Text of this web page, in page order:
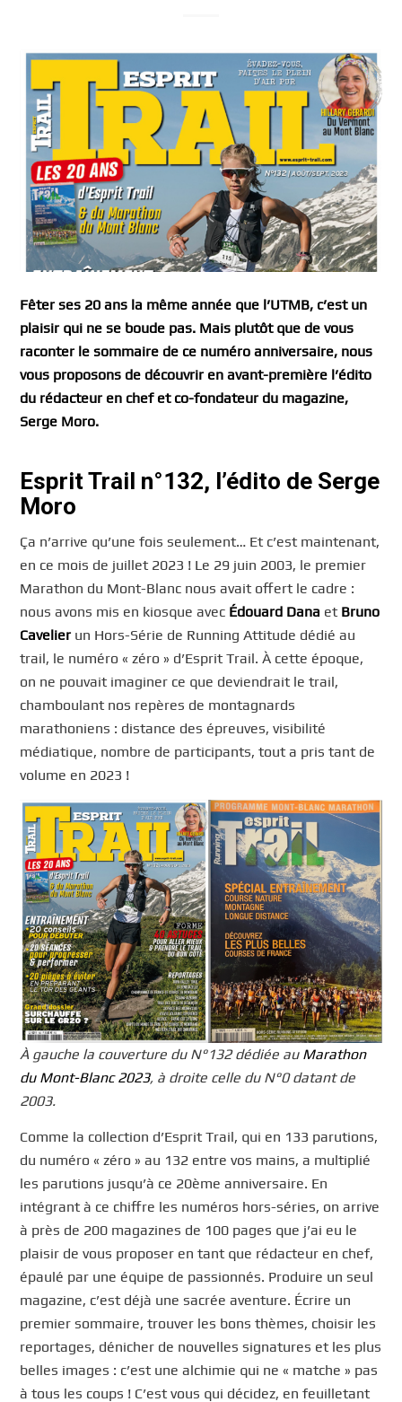
Fêter ses 20 ans la même année que l’UTMB, c’est un
plaisir qui ne se boude pas. Mais plutôt que de vous
raconter le sommaire de ce numéro anniversaire, nous
vous proposons de découvrir en avant-première l’édito
du rédacteur en chef et co-fondateur du magazine,
Serge Moro.
Esprit Trail n°132, l’édito de Serge
Moro
Ça n’arrive qu’une fois seulement… Et c’est maintenant,
en ce mois de juillet 2023 ! Le 29 juin 2003, le premier
Marathon du Mont-Blanc nous avait offert le cadre :
nous avons mis en kiosque avec Édouard Dana et Bruno
Cavelier un Hors-Série de Running Attitude dédié au
trail, le numéro « zéro » d’Esprit Trail. À cette époque,
on ne pouvait imaginer ce que deviendrait le trail,
chamboulant nos repères de montagnards
marathoniens : distance des épreuves, visibilité
médiatique, nombre de participants, tout a pris tant de
volume en 2023 !
À gauche la couverture du N°132 dédiée au Marathon
du Mont-Blanc 2023, à droite celle du N°0 datant de
2003.
Comme la collection d’Esprit Trail, qui en 133 parutions,
du numéro « zéro » au 132 entre vos mains, a multiplié
les parutions jusqu’à ce 20ème anniversaire. En
intégrant à ce chiffre les numéros hors-séries, on arrive
à près de 200 magazines de 100 pages que j’ai eu le
plaisir de vous proposer en tant que rédacteur en chef,
épaulé par une équipe de passionnés. Produire un seul
magazine, c’est déjà une sacrée aventure. Écrire un
premier sommaire, trouver les bons thèmes, choisir les
reportages, dénicher de nouvelles signatures et les plus
belles images : c’est une alchimie qui ne « matche » pas
à tous les coups ! C’est vous qui décidez, en feuilletant